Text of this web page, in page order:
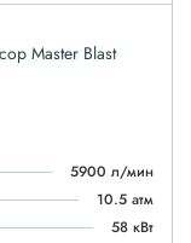
Master Blast
5900 л/мин
10.5 атм
58 кВт